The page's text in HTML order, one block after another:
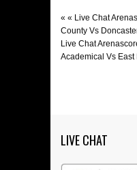
« « Live Chat
County Vs
Live Chat
Academical Vs East
LIVE CHAT